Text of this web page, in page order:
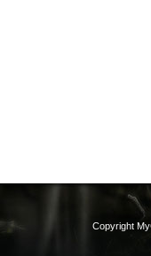
Copyright